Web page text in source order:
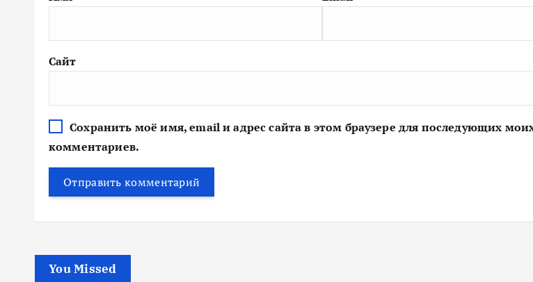
Сайт
Сохранить моё имя, email и адрес сайта в этом браузере для последующих
комментариев.
You Missed